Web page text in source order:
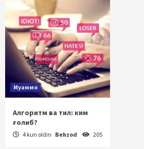
Муаммо
Алгоритм ва тил: ким
ғолиб?
4 kun oldin Behzod 205